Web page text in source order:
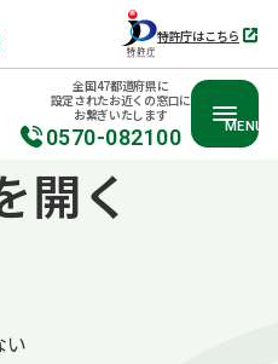
特許庁はこちら
別
タ
ブ
く
全国47都道府県に
設定されたお近くの窓口に
お繋ぎいたします
0570-082100 MENU
開く
い